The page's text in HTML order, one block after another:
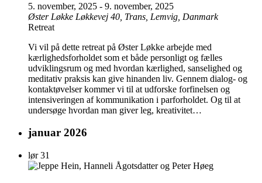
5. november, 2025 - 9. november, 2025
Øster Løkke Løkkevej 40, Trans, Lemvig, Danmark
Retreat
Vi vil på dette retreat på Øster Løkke arbejde med
kærlighedsforholdet som et både personligt og fælles
udviklingsrum og med hvordan kærlighed, sanselighed og
meditativ praksis kan give hinanden liv. Gennem dialog- og
kontaktøvelser kommer vi til at udforske forfinelsen og
intensiveringen af kommunikation i parforholdet. Og til at
undersøge hvordan man giver leg, kreativitet…
januar 2026
lør31